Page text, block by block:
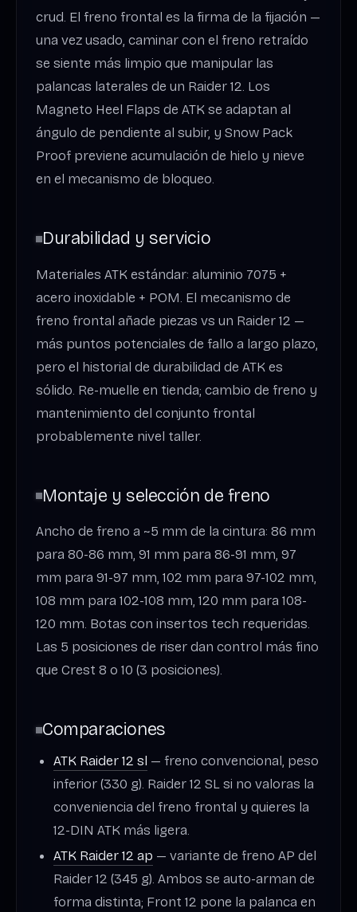
crud. El freno frontal es la firma de la fijación —
una vez usado, caminar con el freno retraído
se siente más limpio que manipular las
palancas laterales de un Raider 12. Los
Magneto Heel Flaps de ATK se adaptan al
ángulo de pendiente al subir, y Snow Pack
Proof previene acumulación de hielo y nieve
en el mecanismo de bloqueo.
Durabilidad y servicio
Materiales ATK estándar: aluminio 7075 +
acero inoxidable + POM. El mecanismo de
freno frontal añade piezas vs un Raider 12 —
más puntos potenciales de fallo a largo plazo,
pero el historial de durabilidad de ATK es
sólido. Re-muelle en tienda; cambio de freno y
mantenimiento del conjunto frontal
probablemente nivel taller.
Montaje y selección de freno
Ancho de freno a ~5 mm de la cintura: 86 mm
para 80-86 mm, 91 mm para 86-91 mm, 97
mm para 91-97 mm, 102 mm para 97-102 mm,
108 mm para 102-108 mm, 120 mm para 108-
120 mm. Botas con insertos tech requeridas.
Las 5 posiciones de riser dan control más fino
que Crest 8 o 10 (3 posiciones).
Comparaciones
ATK Raider 12 sl — freno convencional, peso
inferior (330 g). Raider 12 SL si no valoras la
conveniencia del freno frontal y quieres la
12-DIN ATK más ligera.
ATK Raider 12 ap — variante de freno AP del
Raider 12 (345 g). Ambos se auto-arman de
forma distinta; Front 12 pone la palanca en